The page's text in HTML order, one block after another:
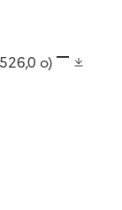
o)